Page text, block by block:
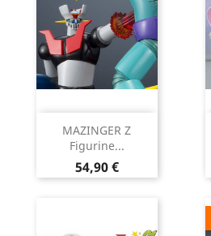
MAZINGER Z
Figurine...
Prix
54,90 €